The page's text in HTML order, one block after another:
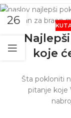
26
koje
Šta pokloniti
pitanje koje